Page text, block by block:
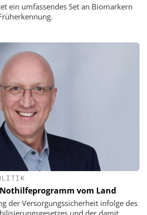
ein umfassendes Set an Biomarkern
vom Land
der Versorgungssicherheit infolge des
und der damit